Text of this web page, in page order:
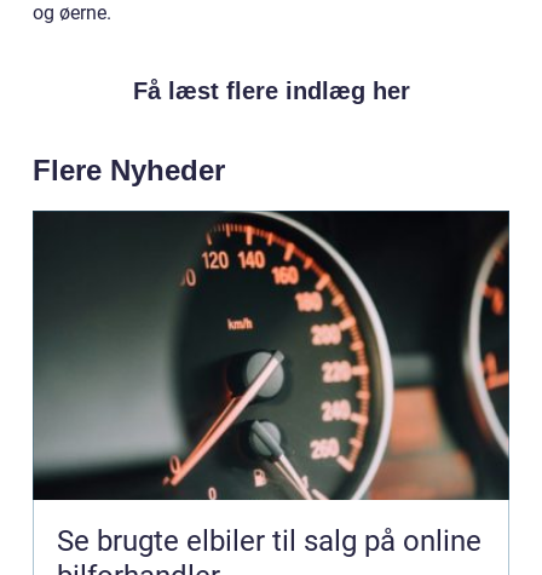
og øerne.
Få læst flere indlæg her
Flere Nyheder
Se brugte elbiler til salg på online